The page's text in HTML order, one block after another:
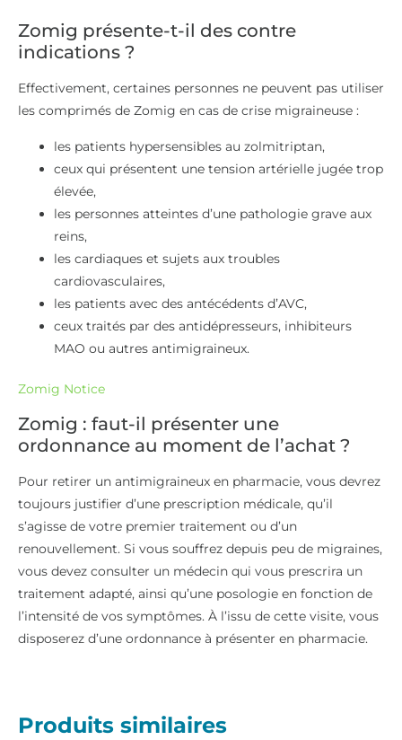
Zomig présente-t-il des contre
indications ?
Effectivement, certaines personnes ne peuvent pas utiliser
les comprimés de Zomig en cas de crise migraineuse :
les patients hypersensibles au zolmitriptan,
ceux qui présentent une tension artérielle jugée trop
élevée,
les personnes atteintes d’une pathologie grave aux
reins,
les cardiaques et sujets aux troubles
cardiovasculaires,
les patients avec des antécédents d’AVC,
ceux traités par des antidépresseurs, inhibiteurs
MAO ou autres antimigraineux.
Zomig Notice
Zomig : faut-il présenter une
ordonnance au moment de l’achat ?
Pour retirer un antimigraineux en pharmacie, vous devrez
toujours justifier d’une prescription médicale, qu’il
s’agisse de votre premier traitement ou d’un
renouvellement. Si vous souffrez depuis peu de migraines,
vous devez consulter un médecin qui vous prescrira un
traitement adapté, ainsi qu’une posologie en fonction de
l’intensité de vos symptômes. À l’issu de cette visite, vous
disposerez d’une ordonnance à présenter en pharmacie.
Produits similaires